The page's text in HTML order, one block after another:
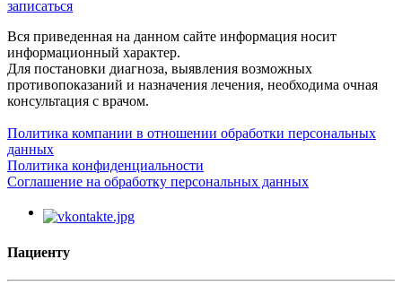
записаться
Вся приведенная на данном сайте информация носит
информационный характер.
Для постановки диагноза, выявления возможных
противопоказаний и назначения лечения, необходима очная
консультация с врачом.
Политика компании в отношении обработки персональных
данных
Политика конфиденциальности
Соглашение на обработку персональных данных
Пациенту